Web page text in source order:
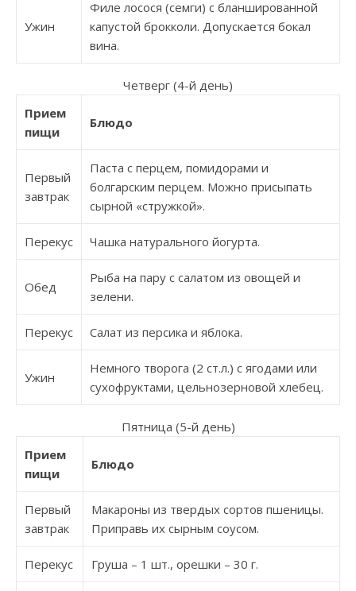
Ужин
Филе лосося (семги) с бланшированной
капустой брокколи. Допускается бокал
вина.
Четверг (4-й день)
Прием
пищи
Блюдо
Первый
завтрак
Паста с перцем, помидорами и
болгарским перцем. Можно присыпать
сырной «стружкой».
Перекус Чашка натурального йогурта.
Обед
Рыба на пару с салатом из овощей и
зелени.
Перекус Салат из персика и яблока.
Ужин
Немного творога (2 ст.л.) с ягодами или
сухофруктами, цельнозерновой хлебец.
Пятница (5-й день)
Прием
пищи
Блюдо
Первый
завтрак
Макароны из твердых сортов пшеницы.
Приправь их сырным соусом.
Перекус Груша – 1 шт., орешки – 30 г.